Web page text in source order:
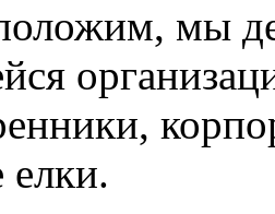
мы
елки.